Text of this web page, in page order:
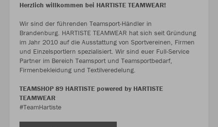
Herzlich willkommen bei HARTISTE TEAMWEAR!
Wir sind der führenden Teamsport-Händler in
Brandenburg. HARTISTE TEAMWEAR hat sich seit Gründung
im Jahr 2010 auf die Ausstattung von Sportvereinen, Firmen
und Einzelsportlern spezialisiert. Wir sind euer Full-Service
Partner im Bereich Teamsport und Teamsportbedarf,
Firmenbekleidung und Textilveredelung.
TEAMSHOP 89 HARTISTE powered by HARTISTE
TEAMWEAR
#TeamHartiste